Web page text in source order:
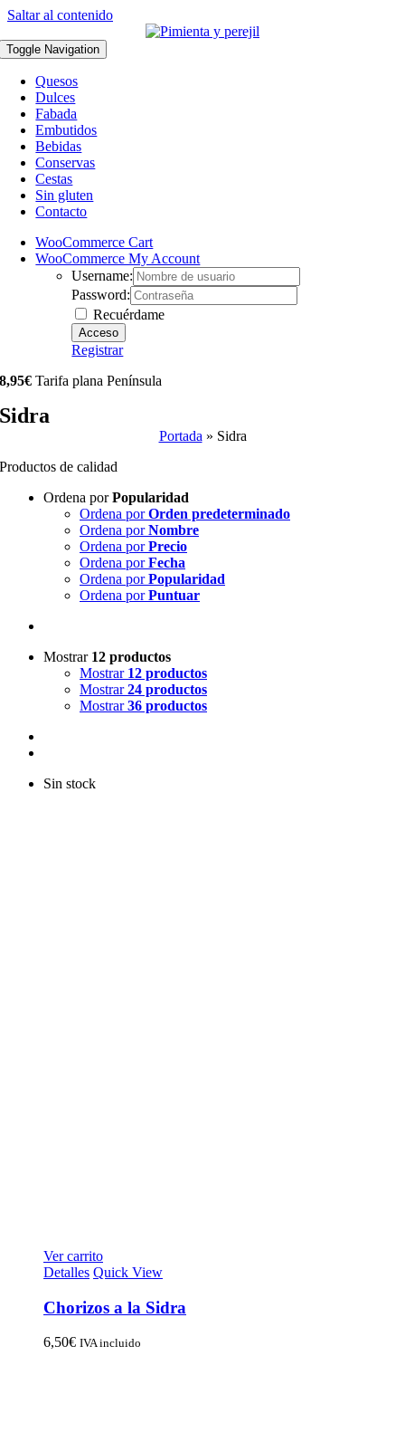
Saltar al contenido
Toggle Navigation
Quesos
Dulces
Fabada
Embutidos
Bebidas
Conservas
Cestas
Sin gluten
Contacto
WooCommerce Cart
WooCommerce My Account
Username:
Password:
Recuérdame
Registrar
8,95€Tarifa plana Península
Sidra
Portada » Sidra
Productos de calidad
Ordena porPopularidad
Ordena porOrden predeterminado
Ordena porNombre
Ordena porPrecio
Ordena porFecha
Ordena porPopularidad
Ordena porPuntuar
Mostrar 12 productos
Mostrar 12 productos
Mostrar24 productos
Mostrar36 productos
Sin stock
Ver carrito
Detalles Quick View
Chorizos a la Sidra
6,50€ IVA incluido